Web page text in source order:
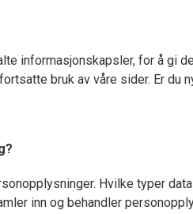
informasjonskapsler, for å gi
bruk av våre sider. Er du
Hvilke typer
inn og behandler